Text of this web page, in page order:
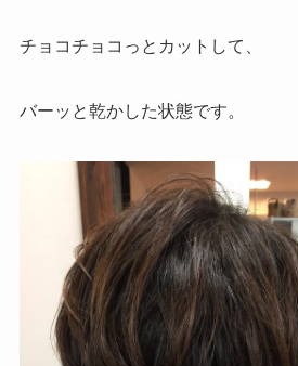
チョコチョコっとカットして、
バーッと乾かした状態です。